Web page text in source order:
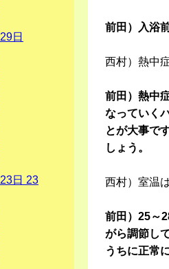
前田）入浴
西村）熱中
前田）熱中
なっていく
とが大事で
しょう。
西村）室温
前田）25～
がら調節し
うちに正常
29日
23日 23